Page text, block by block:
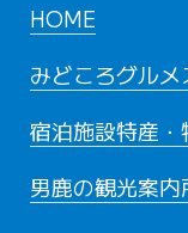
HOME
みどころグルメ
宿泊施設特産・
男鹿の観光案内